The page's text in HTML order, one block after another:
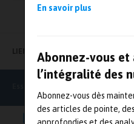
En savoir plus
Abonnez-vous et
l’intégralité des
Abonnez-vous dès
des articles de pointe,
LIENS UTILES